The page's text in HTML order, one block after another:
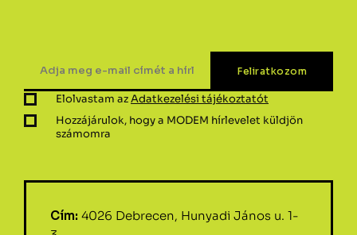
Elolvastam azAdatkezelési tájékoztatót
Hozzájárulok, hogy a MODEM hírlevelet küldjön
számomra
Cím: 4026 Debrecen, Hunyadi János u. 1-